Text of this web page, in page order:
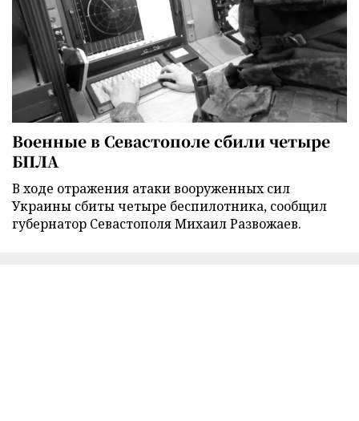
Военные в Севастополе сбили четыре
БПЛА
В ходе отражения атаки вооруженных сил
Украины сбиты четыре беспилотника, сообщил
губернатор Севастополя Михаил Развожаев.